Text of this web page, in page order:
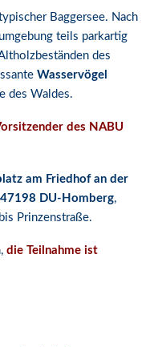
Baggersee. Nach
teils parkartig
des
Wasservögel
des Waldes.
des NABU
am Friedhof an der
DU-Homberg,
Prinzenstraße.
die Teilnahme ist